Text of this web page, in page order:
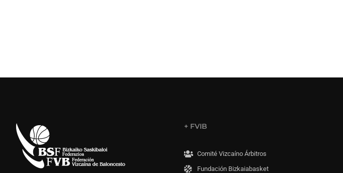
+ FVIB
Comité Vizcaíno Árbitros
Fundación Bizkaiabasket